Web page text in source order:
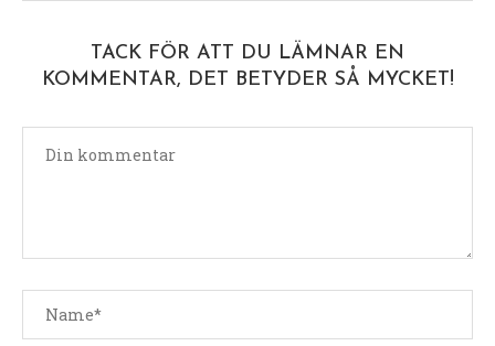
TACK FÖR ATT DU LÄMNAR EN
KOMMENTAR, DET BETYDER SÅ MYCKET!